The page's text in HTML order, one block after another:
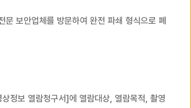
보안업체를 방문하여 완전 파쇄 형식으로 폐
정보 열람청구서]에 열람대상, 열람목적, 촬영